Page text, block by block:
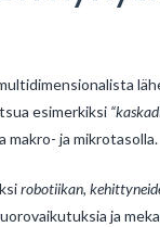
esimerkiksi
makro- ja mikrotasolla.
robotiikan,
ja